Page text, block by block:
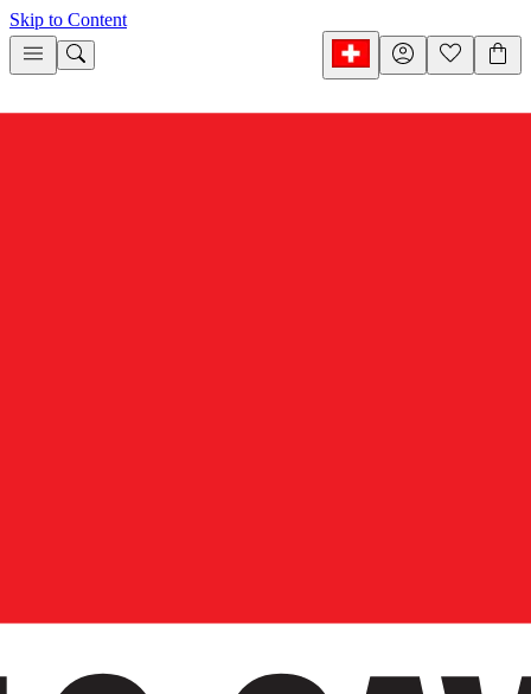
Skip to Content